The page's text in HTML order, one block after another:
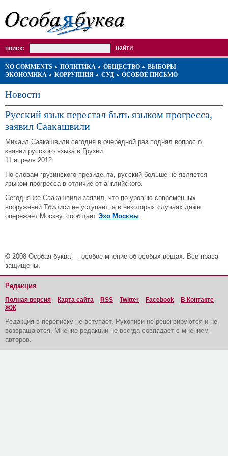
поиск:
NO COMMENTS ПОЛИТИКА ОБЩЕСТВО
ВЫБОРЫ
ЭКОНОМИКА
КОРРУПЦИЯ СУД ОСОБОЕ ПИСЬМО
Новости
Русский язык перестал быть языком прогресса,
заявил Саакашвили
Михаил Саакашвили сегодня в очередной раз поднял вопрос о
знании русского языка в Грузии.
11 апреля 2012
По словам грузинского президента, русский больше не является
языком прогресса в отличие от английского.
Сегодня же Саакашвили заявил, что по уровню современных
вооружений Тбилиси не уступает, а в некоторых случаях даже
опережает Москву, сообщает Эхо Москвы.
© 2008 Особая буква — особое мнение об особых вещах. Все права
защищены.
Редакция
Полная версия Карта сайта RSS Twitter Facebook
В Контакте
ЖЖ
Редакция в переписку не вступает. Рукописи не рецензируются и не
возвращаются. Мнение редакции не всегда совпадает с мнением
авторов.